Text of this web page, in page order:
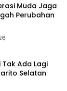
Muda Jaga
Perubahan
Tak Ada Lagi
Selatan